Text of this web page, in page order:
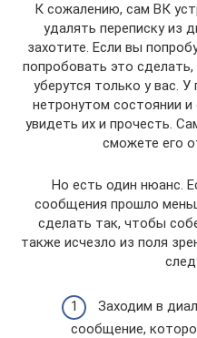
К сожалению, сам ВК
удалять переписку из
захотите. Если вы
попробовать это
уберутся только у вас. У
нетронутом состоянии
увидеть их и прочесть.
сможете его
Но есть один нюанс.
сообщения прошло
сделать так, чтобы
также исчезло из поля
Заходим в
сообщение,